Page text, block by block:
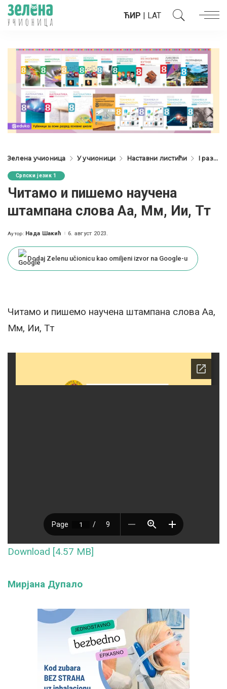
ЋИР | LAT
Зелена учионица У учионици Наставни листићи I разред
Српски језик 1
Читамо и пишемо научена
штампана слова Аа, Мм, Ии, Тт
Posted
Аутор: Нада Шакић 6. август 2023.
Dodaj Zelenu učionicu kao omiljeni izvor na Google-u
Читамо и пишемо научена штампана слова Аа,
Мм, Ии, Тт
Download [4.57 MB]
Мирјана Дупало